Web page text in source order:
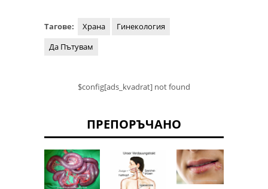
Тагове: Храна
Гинекология
Да Пътувам
$config[ads_kvadrat] not found
ПРЕПОРЪЧАНО